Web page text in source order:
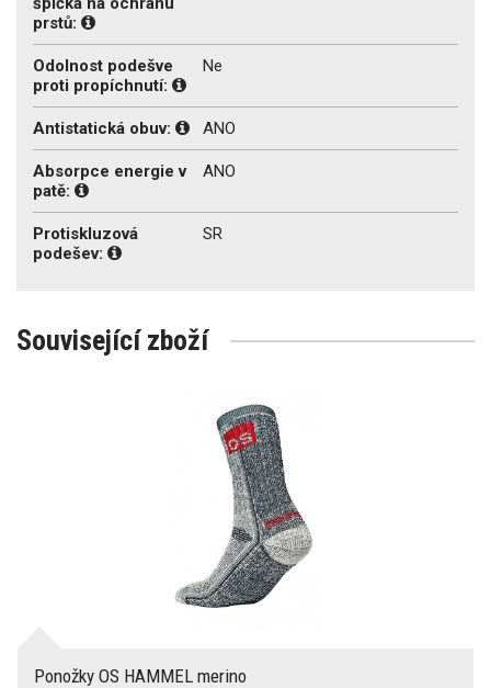
prstů:
Odolnost podešve
proti propíchnutí:
Ne
Antistatická obuv: ANO
Absorpce energie v
patě:
ANO
Protiskluzová
podešev:
SR
Související zboží
Ponožky OS HAMMEL merino